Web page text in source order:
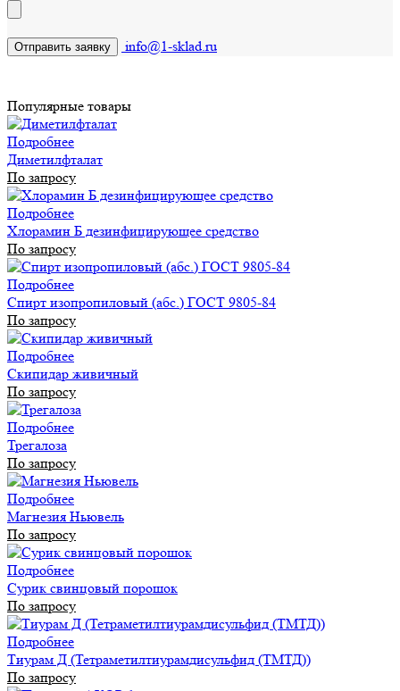
info@1-sklad.ru
Популярные товары
Подробнее
Диметилфталат
По запросу
Подробнее
Хлорамин Б дезинфицирующее средство
По запросу
Подробнее
Спирт изопропиловый (абс.) ГОСТ 9805-84
По запросу
Подробнее
Скипидар живичный
По запросу
Подробнее
Трегалоза
По запросу
Подробнее
Магнезия Ньювель
По запросу
Подробнее
Сурик свинцовый порошок
По запросу
Подробнее
Тиурам Д (Тетраметилтиурамдисульфид (ТМТД))
По запросу